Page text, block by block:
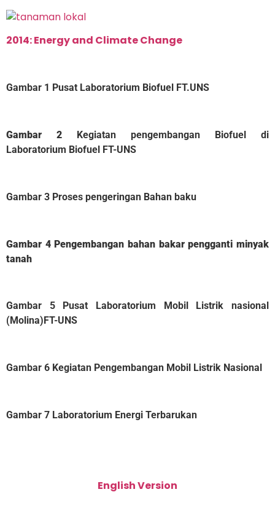
2014: Energy and Climate Change
Gambar 1 Pusat Laboratorium Biofuel FT.UNS
Gambar 2 Kegiatan pengembangan Biofuel di
Laboratorium Biofuel FT-UNS
Gambar 3 Proses pengeringan Bahan baku
Gambar 4 Pengembangan bahan bakar pengganti minyak
tanah
Gambar 5 Pusat Laboratorium Mobil Listrik nasional
(Molina)FT-UNS
Gambar 6 Kegiatan Pengembangan Mobil Listrik Nasional
Gambar 7 Laboratorium Energi Terbarukan
English Version